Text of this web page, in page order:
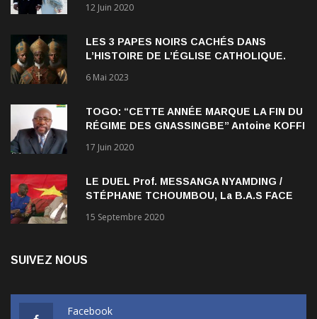
Verrett lui a ouvert les yeux sur le racisme
12 Juin 2020
LES 3 PAPES NOIRS CACHÉS DANS
L’HISTOIRE DE L’ÉGLISE CATHOLIQUE.
6 Mai 2023
TOGO: “CETTE ANNÉE MARQUE LA FIN DU
RÉGIME DES GNASSINGBE” Antoine KOFFI
17 Juin 2020
LE DUEL Prof. MESSANGA NYAMDING /
STÉPHANE TCHOUMBOU, La B.A.S FACE
15 Septembre 2020
SUIVEZ NOUS
Facebook